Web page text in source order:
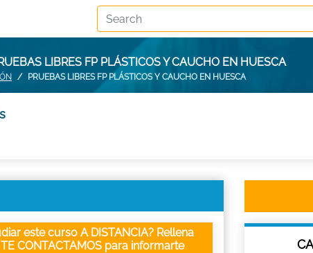
LIBRES FP PLÁSTICOS Y CAUCHO EN HUESCA
PRUEBAS LIBRES FP PLÁSTICOS Y CAUCHO EN HUESCA
este curso A DISTANCIA? Rellena
CONTACTAMOS para informarte